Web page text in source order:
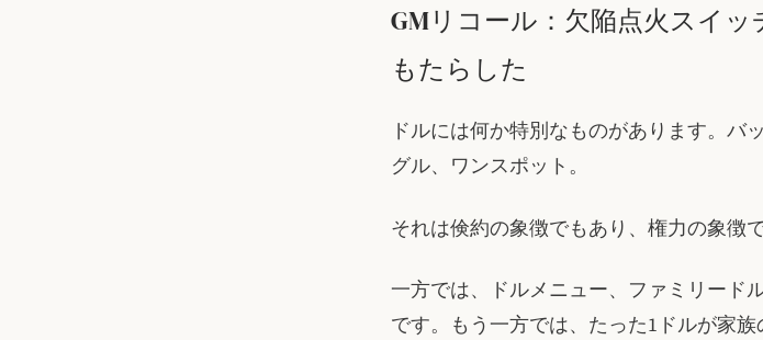
GMリコール：欠陥点火スイ
もたらした
ドルには何か特別なものがあります。バ
グル、ワンスポット。
それは倹約の象徴でもあり、権力の象徴
一方では、ドルメニュー、ファミリード
です。もう一方では、たった1ドルが家